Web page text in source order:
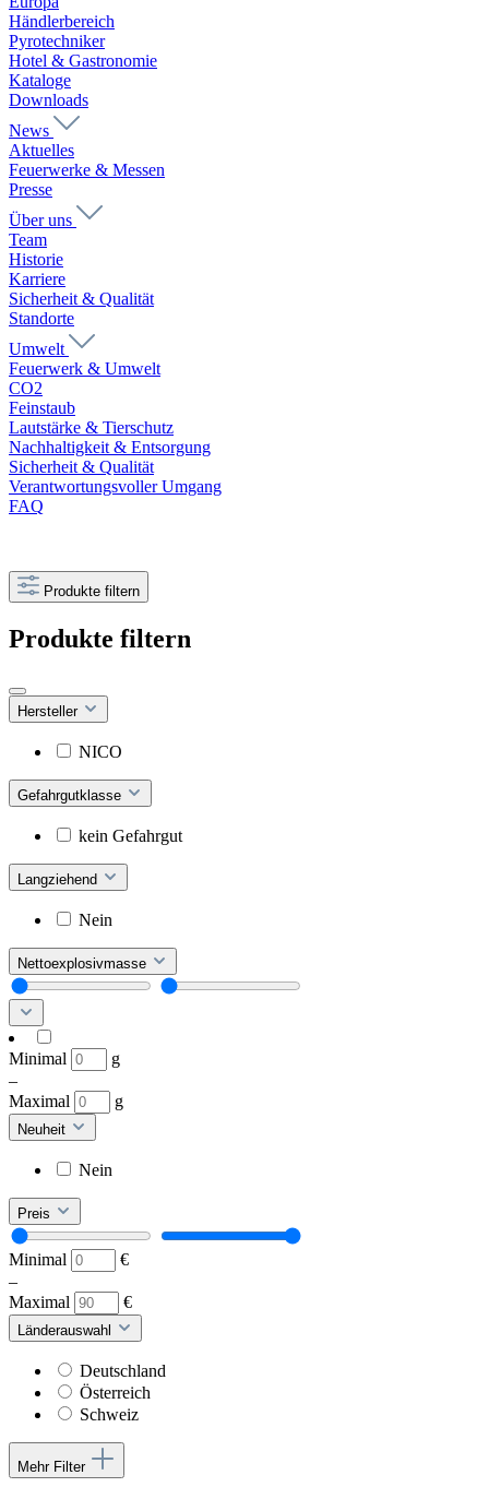
Händlerbereich
Pyrotechniker
Hotel & Gastronomie
Kataloge
Downloads
News
Aktuelles
Feuerwerke & Messen
Presse
Über uns
Team
Historie
Karriere
Sicherheit & Qualität
Standorte
Umwelt
Feuerwerk & Umwelt
CO2
Feinstaub
Lautstärke & Tierschutz
Nachhaltigkeit & Entsorgung
Sicherheit & Qualität
Verantwortungsvoller Umgang
FAQ
Produkte filtern
Produkte filtern
Hersteller
NICO
Gefahrgutklasse
kein Gefahrgut
Langziehend
Nein
Nettoexplosivmasse
Minimal
g
–
Maximal
g
Neuheit
Nein
Preis
Minimal
€
–
Maximal
€
Länderauswahl
Deutschland
Österreich
Schweiz
Mehr Filter